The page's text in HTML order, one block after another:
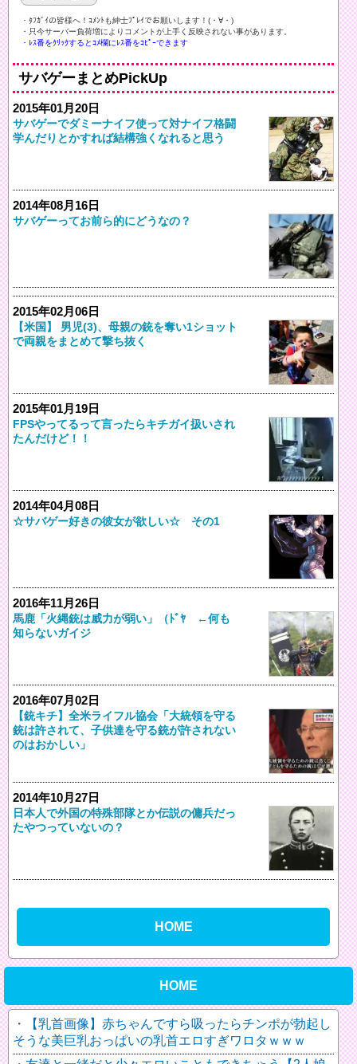
・ﾀﾌｶﾞｲの皆様へ！ｺﾒﾝﾄも紳士ﾌﾟﾚｲでお願いします！(・∀・)ゞ
・只今サーバー負荷増によりコメントが上手く反映されない事があります。
・ﾚｽ番をｸﾘｯｸするとｺﾒ欄にﾚｽ番をｺﾋﾟｰできます
サバゲーまとめPickUp
2015年01月20日
サバゲーでダミーナイフ使って対ナイフ格闘
学んだりとかすれば結構強くなれると思う
2014年08月16日
サバゲーってお前ら的にどうなの？
2015年02月06日
【米国】 男児(3)、母親の銃を奪い1ショット
で両親をまとめて撃ち抜く
2015年01月19日
FPSやってるって言ったらキチガイ扱いされ
たんだけど！！
2014年04月08日
☆サバゲー好きの彼女が欲しい☆ その1
2016年11月26日
馬鹿「火縄銃は威力が弱い」（ﾄﾞﾔ ←何も
知らないガイジ
2016年07月02日
【銃キチ】全米ライフル協会「大統領を守る
銃は許されて、子供達を守る銃が許されない
のはおかしい」
2014年10月27日
日本人で外国の特殊部隊とか伝説の傭兵だっ
たやつっていないの？
HOME
HOME
【乳首画像】赤ちゃんですら吸ったらチンポが勃起し
そうな美巨乳おっぱいの乳首エロすぎワロタｗｗｗ